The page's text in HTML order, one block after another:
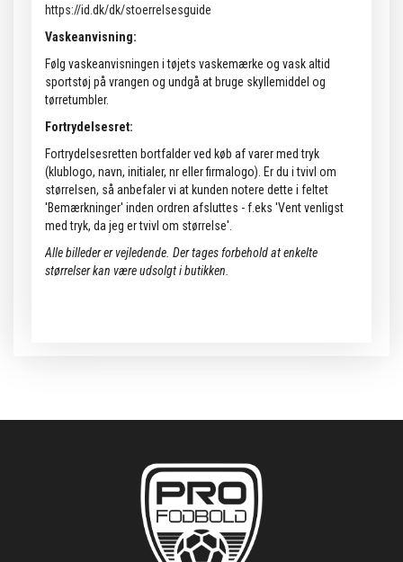
https://id.dk/dk/stoerrelsesguide
Vaskeanvisning:
Følg vaskeanvisningen i tøjets vaskemærke og vask altid
sportstøj på vrangen og undgå at bruge skyllemiddel og
tørretumbler.
Fortrydelsesret:
Fortrydelsesretten bortfalder ved køb af varer med tryk
(klublogo, navn, initialer, nr eller firmalogo). Er du i tvivl om
størrelsen, så anbefaler vi at kunden notere dette i feltet
'Bemærkninger' inden ordren afsluttes - f.eks 'Vent venligst
med tryk, da jeg er tvivl om størrelse'.
Alle billeder er vejledende. Der tages forbehold at enkelte
størrelser kan være udsolgt i butikken.